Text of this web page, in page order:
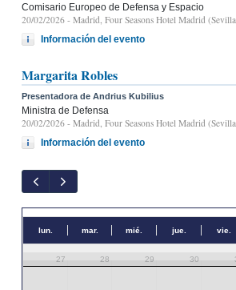
Comisario Europeo de Defensa y Espacio
20/02/2026 - Madrid, Four Seasons Hotel Madrid
Información del evento
Margarita Robles
Presentadora de Andrius Kubilius
Ministra de Defensa
20/02/2026 - Madrid, Four Seasons Hotel Madrid
Información del evento
lun. mar. mié. jue. vie.
27 28 29 30